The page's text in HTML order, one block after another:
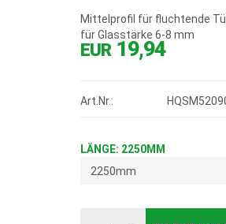
Mittelprofil für fluchtende
für Glasstärke 6-8 mm
EUR 19,94
Art.Nr.:
LÄNGE: 2250MM
2250mm